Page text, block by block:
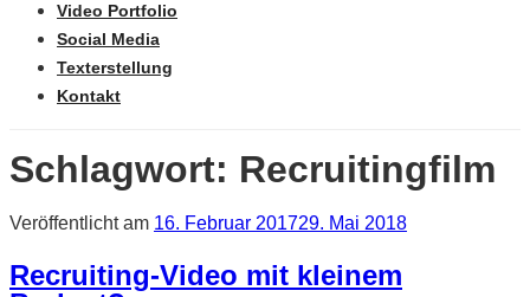
Video Portfolio
Social Media
Texterstellung
Kontakt
Schlagwort: Recruitingfilm
Veröffentlicht am 16. Februar 201729. Mai 2018
Recruiting-Video mit kleinem